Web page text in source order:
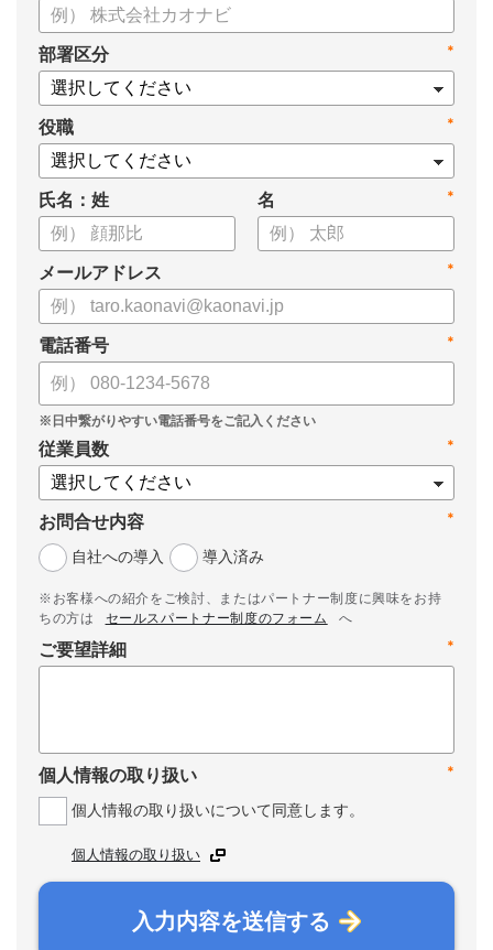
*
部署区分
*
役職
氏名：姓 *
名
*
メールアドレス
*
電話番号
*
従業員数
*
お問合せ内容
自社への導入 導入済み
※お客様への紹介をご検討、またはパートナー制度に興味をお持
ちの方は
セールスパートナー制度のフォーム へ
*
ご要望詳細
*
個人情報の取り扱い
個人情報の取り扱いについて同意します。
個人情報の取り扱い
入力内容を送信する